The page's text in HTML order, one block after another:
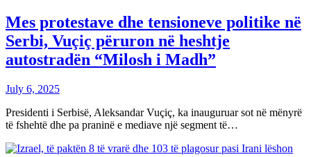
Mes protestave dhe tensioneve politike në
Serbi, Vuçiç përuron në heshtje
autostradën “Milosh i Madh”
July 6, 2025
Presidenti i Serbisë, Aleksandar Vuçiç, ka inauguruar sot në mënyrë
të fshehtë dhe pa praninë e mediave një segment të…